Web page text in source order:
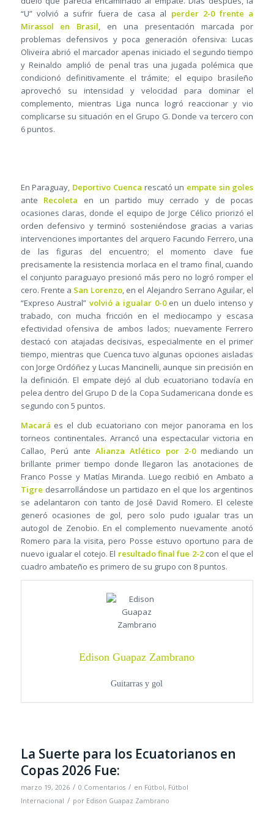
“U” volvió a sufrir fuera de casa al perder 2-0 frente a
Mirassol en Brasil, en una presentación marcada por
problemas defensivos y poca generación ofensiva: Lucas
Oliveira abrió el marcador apenas iniciado el segundo tiempo
y Reinaldo amplió de penal tras una jugada polémica que
condicionó definitivamente el trámite; el equipo brasileño
aprovechó su intensidad y velocidad para dominar el
complemento, mientras Liga nunca logró reaccionar y vio
complicarse su situación en el Grupo G. Donde va tercero con
6 puntos.
En Paraguay, Deportivo Cuenca rescató un empate sin goles
ante Recoleta en un partido muy cerrado y de pocas
ocasiones claras, donde el equipo de Jorge Célico priorizó el
orden defensivo y terminó sosteniéndose gracias a varias
intervenciones importantes del arquero Facundo Ferrero, una
de las figuras del encuentro; el momento clave fue
precisamente la resistencia morlaca en el tramo final, cuando
el conjunto paraguayo presionó más pero no logró romper el
cero. Frente a San Lorenzo, en el Alejandro Serrano Aguilar, el
“Expreso Austral” volvió a igualar 0-0en un duelo intenso y
trabado, con mucha fricción en el mediocampo y escasa
efectividad ofensiva de ambos lados; nuevamente Ferrero
destacó con atajadas decisivas, especialmente en el primer
tiempo, mientras que Cuenca tuvo algunas opciones aisladas
con Jorge Ordóñez y Lucas Mancinelli, aunque sin precisión en
la definición. El empate dejó al club ecuatoriano todavía en
pelea dentro del Grupo D de la Copa Sudamericana donde es
segundo con 5 puntos.
Macará es el club ecuatoriano con mejor panorama en los
torneos continentales. Arrancó una espectacular victoria en
Callao, Perú ante Alianza Atlético por 2-0mediando un
brillante primer tiempo donde llegaron las anotaciones de
Franco Posse y Matías Miranda. Luego recibió en Ambato a
Tigre desarrollándose un partidazo en el que los argentinos
se adelantaron con tanto de José David Romero. El celeste
generó ocasiones de gol, pero solo pudo igualar tras un
autogol de Zenobio. En el complemento nuevamente anotó
Romero para la visita, pero Posse estuvo oportuno para de
nuevo igualar el cotejo. El resultado final fue 2-2con el que el
cuadro ambateño es primero de su grupo con 8 puntos.
Edison Guapaz Zambrano
Guitarras y gol
La Suerte para los Ecuatorianos en
Copas 2026 Fue:
marzo 19, 2026 / 0 Comentarios / en Fútbol, Fútbol
Internacional / por Edison Guapaz Zambrano